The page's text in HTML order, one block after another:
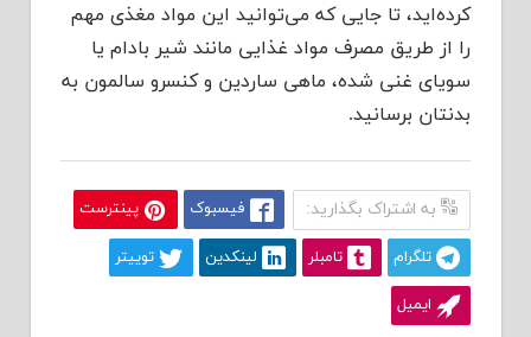
کرده‌اید، تا جایی که می‌توانید این مواد مغذی مهم
را از طریق مصرف مواد غذایی مانند شیر بادام یا
سویای غنی شده، ماهی ساردین و کنسرو سالمون به
بدنتان برسانید.
به اشتراک بگذارید: فیسبوک پینترست
تلگرام تامبلر لینکدین توییتر
ایمیل